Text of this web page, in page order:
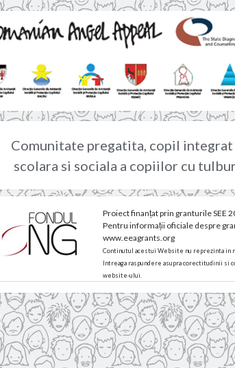
Comunitate pregatita, copil
scolara si sociala a copiilor cu
Proiect finanțat prin granturile SEE
Pentru informații oficiale despre
www.eeagrants.org
Continutul acestui Website nu reprezinta in
Intreaga raspundere asupra corectitudinii
website-ului.